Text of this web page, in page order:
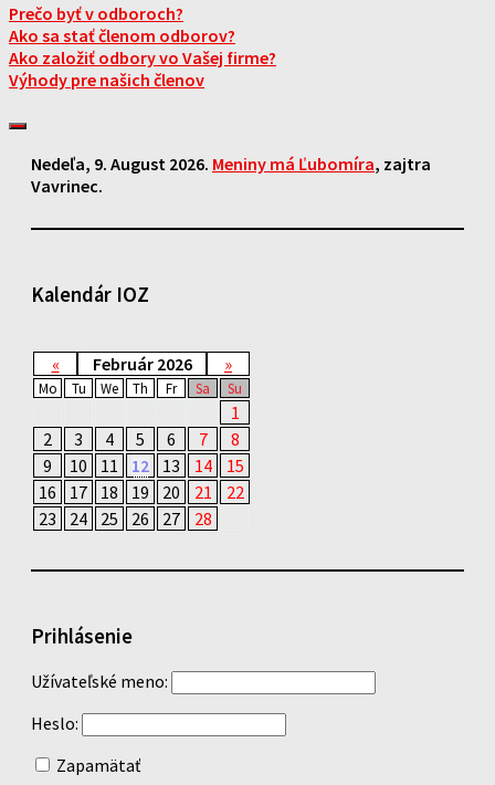
Prečo byť v odboroch?
Ako sa stať členom odborov?
Ako založiť odbory vo Vašej firme?
Výhody pre našich členov
Nedeľa, 9. August 2026. Meniny má Ľubomíra, zajtra
Vavrinec.
Kalendár IOZ
« Február 2026 »
Mo Tu We Th Fr Sa Su
1
2
3 4 5 6 7
8
9
10 11 12 13 14
15
16
17 18 19 20 21
22
23
24 25 26 27 28
Prihlásenie
Užívateľské meno:
Heslo:
Zapamätať